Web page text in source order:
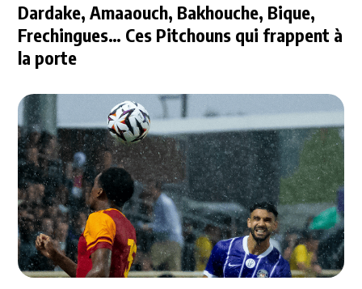
Dardake, Amaaouch, Bakhouche, Bique,
Frechingues… Ces Pitchouns qui frappent à
la porte